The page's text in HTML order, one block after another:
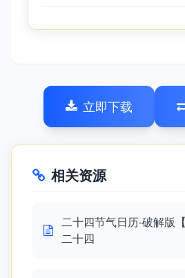
立即下载
相关资源
二十四节气日历-破解版
二十四